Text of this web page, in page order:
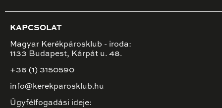
KAPCSOLAT
Magyar Kerékpárosklub - iroda:
1133 Budapest, Kárpát u. 48.
+36 (1) 3150590
info@kerekparosklub.hu
Ügyfélfogadási ideje: